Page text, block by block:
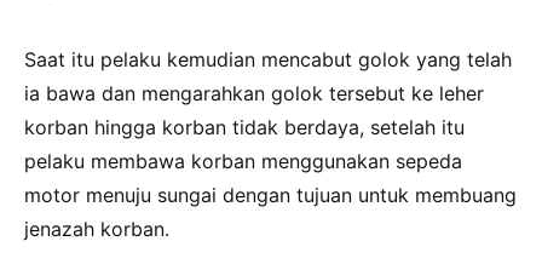
Saat itu pelaku kemudian mencabut golok yang telah
ia bawa dan mengarahkan golok tersebut ke leher
korban hingga korban tidak berdaya, setelah itu
pelaku membawa korban menggunakan sepeda
motor menuju sungai dengan tujuan untuk membuang
jenazah korban.